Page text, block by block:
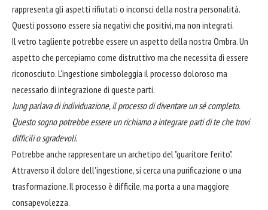
rappresenta gli aspetti rifiutati o inconsci della nostra personalità.
Questi possono essere sia negativi che positivi, ma non integrati.
Il vetro tagliente potrebbe essere un aspetto della nostra Ombra. Un
aspetto che percepiamo come distruttivo ma che necessita di essere
riconosciuto. L'ingestione simboleggia il processo doloroso ma
necessario di integrazione di queste parti.
Jung parlava di individuazione, il processo di diventare un sé completo.
Questo sogno potrebbe essere un richiamo a integrare parti di te che trovi
difficili o sgradevoli.
Potrebbe anche rappresentare un archetipo del "guaritore ferito".
Attraverso il dolore dell'ingestione, si cerca una purificazione o una
trasformazione. Il processo è difficile, ma porta a una maggiore
consapevolezza.